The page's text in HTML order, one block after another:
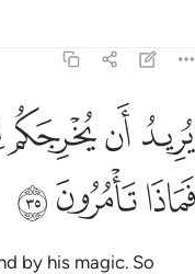
يريد ان يخرجكم من ارضكم
يُرِيدُ أَن يُخْرِجَكُم مِّنْ أَرْضِكُم
ﲺﲻﲼ
ﳀﳁﳂ
by his magic. So